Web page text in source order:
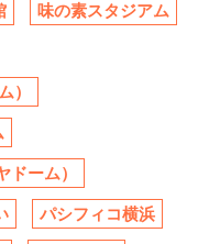
味の素スタジアム
）
ーム）
パシフィコ横浜